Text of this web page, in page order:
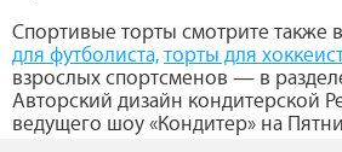
Спортивые торты смотрите также
для футболиста, торты для
взрослых спортсменов — в
Авторский дизайн кондитерской
ведущего шоу «Кондитер» на